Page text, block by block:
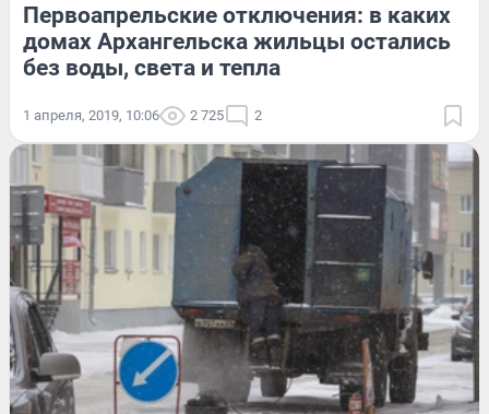
Первоапрельские отключения: в каких
домах Архангельска жильцы остались
без воды, света и тепла
1 апреля, 2019, 10:06 2 725 2